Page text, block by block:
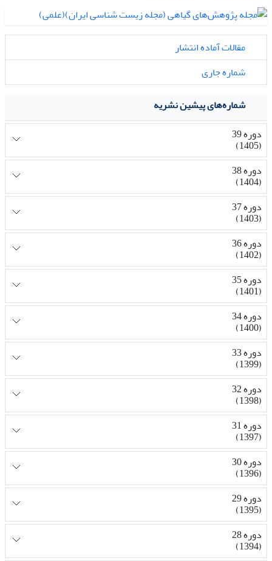
مقالات آماده انتشار
شماره جاری
شماره‌های پیشین نشریه
دوره 39
(1405)
دوره 38
(1404)
دوره 37
(1403)
دوره 36
(1402)
دوره 35
(1401)
دوره 34
(1400)
دوره 33
(1399)
دوره 32
(1398)
دوره 31
(1397)
دوره 30
(1396)
دوره 29
(1395)
دوره 28
(1394)